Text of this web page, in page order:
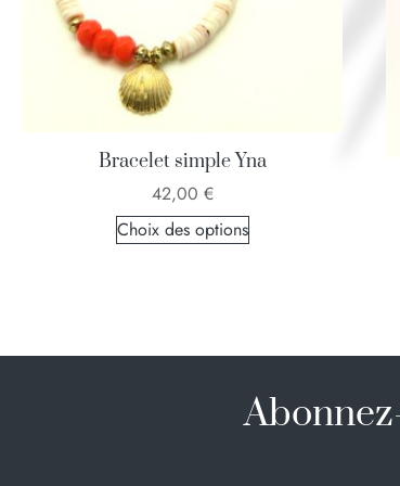
Bracelet simple Yna
42,00 €
Choix des options